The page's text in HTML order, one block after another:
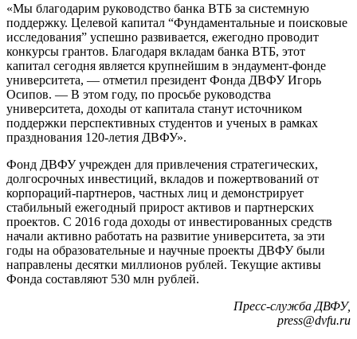
«Мы благодарим руководство банка ВТБ за системную
поддержку. Целевой капитал “Фундаментальные и поисковые
исследования” успешно развивается, ежегодно проводит
конкурсы грантов. Благодаря вкладам банка ВТБ, этот
капитал сегодня является крупнейшим в эндаумент-фонде
университета, — отметил президент Фонда ДВФУ Игорь
Осипов. — В этом году, по просьбе руководства
университета, доходы от капитала станут источником
поддержки перспективных студентов и ученых в рамках
празднования 120-летия ДВФУ».
Фонд ДВФУ учрежден для привлечения стратегических,
долгосрочных инвестиций, вкладов и пожертвований от
корпораций-партнеров, частных лиц и демонстрирует
стабильный ежегодный прирост активов и партнерских
проектов. С 2016 года доходы от инвестированных средств
начали активно работать на развитие университета, за эти
годы на образовательные и научные проекты ДВФУ были
направлены десятки миллионов рублей. Текущие активы
Фонда составляют 530 млн рублей.
Пресс-служба ДВФУ,
press@dvfu.ru